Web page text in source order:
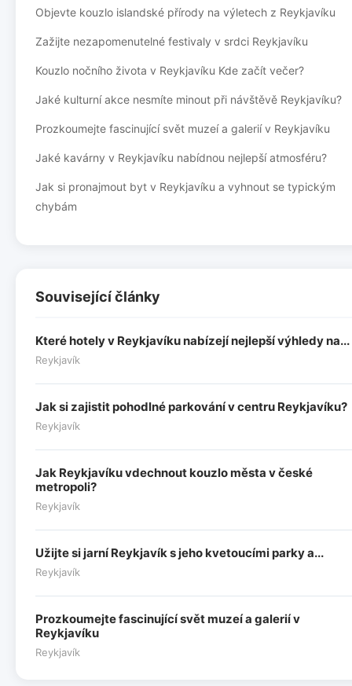
Objevte kouzlo islandské přírody na výletech z Reykjavíku
Zažijte nezapomenutelné festivaly v srdci Reykjavíku
Kouzlo nočního života v Reykjavíku Kde začít večer?
Jaké kulturní akce nesmíte minout při návštěvě Reykjavíku?
Prozkoumejte fascinující svět muzeí a galerií v Reykjavíku
Jaké kavárny v Reykjavíku nabídnou nejlepší atmosféru?
Jak si pronajmout byt v Reykjavíku a vyhnout se typickým
chybám
Související články
Které hotely v Reykjavíku nabízejí nejlepší výhledy na...
Reykjavík
Jak si zajistit pohodlné parkování v centru Reykjavíku?
Reykjavík
Jak Reykjavíku vdechnout kouzlo města v české
metropoli?
Reykjavík
Užijte si jarní Reykjavík s jeho kvetoucími parky a...
Reykjavík
Prozkoumejte fascinující svět muzeí a galerií v
Reykjavíku
Reykjavík